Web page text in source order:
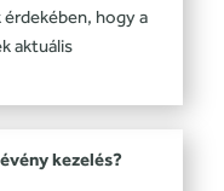
hogy a
aktuális
kezelés?